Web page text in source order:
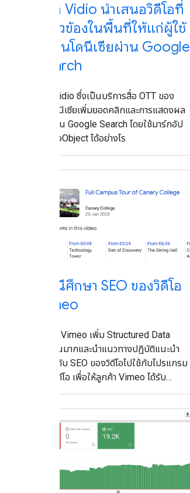
วิธีที่ Vidio นำเสนอวิดีโอที่
เกี่ยวข้องในพื้นที่ให้แก่ผู้ใช้
ในอินโดนีเซียผ่าน Google
Search
ดูว่า Vidio ซึ่งเป็นบริการสื่อ OTT ของ
อินโดนีเซียเพิ่มยอดคลิกและการแสดงผล
วิดีโอใน Google Search โดยใช้มาร์กอัป
VideoObject ได้อย่างไร
กรณีศึกษา SEO ของวิดีโอ
Vimeo
ดูวิธีที่ Vimeo เพิ่ม Structured Data
จำนวนมากและนําแนวทางปฏิบัติแนะนํา
เกี่ยวกับ SEO ของวิดีโอไปใช้กับโปรแกรม
เล่นวิดีโอ เพื่อให้ลูกค้า Vimeo ได้รับ
ประโยชน์จากฟีเจอร์ต่างๆ เช่น Key